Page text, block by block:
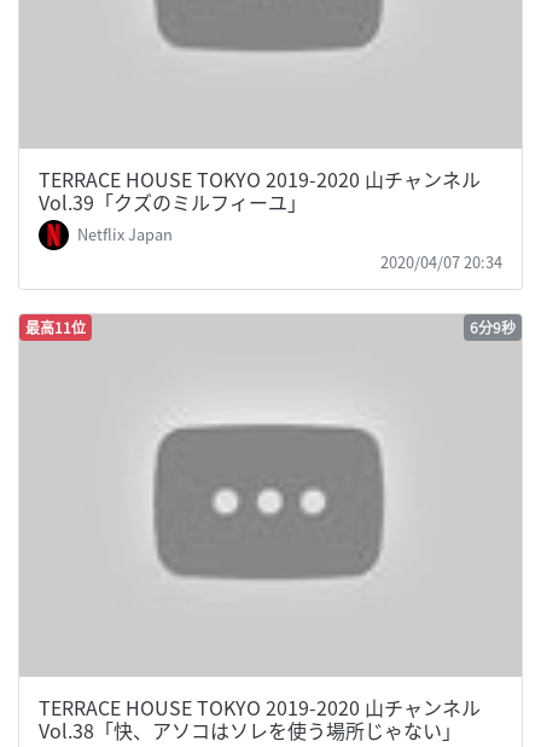
TERRACE HOUSE TOKYO 2019-2020 山チャンネル
Vol.39「クズのミルフィーユ」
Netflix Japan
2020/04/07 20:34
最高11位 6分9秒
TERRACE HOUSE TOKYO 2019-2020 山チャンネル
Vol.38「快、アソコはソレを使う場所じゃない」